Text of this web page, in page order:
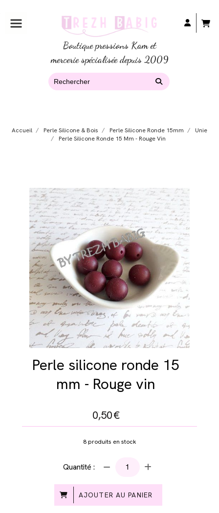
Boutique pressions Kam et
mercerie spécialisée depuis 2009
Accueil Perle Silicone & Bois Perle Silicone Ronde 15mm
Unie
Perle Silicone Ronde 15 Mm - Rouge Vin
Perle silicone ronde 15
mm - Rouge vin
0,50€
8produits en stock
Quantité :
AJOUTER AU PANIER